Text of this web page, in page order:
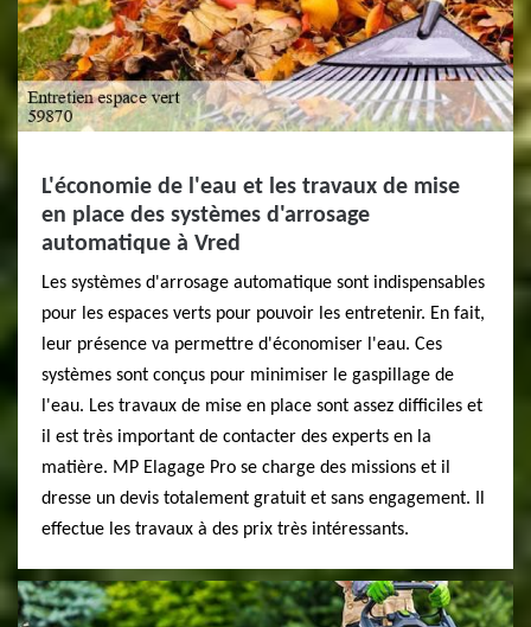
L'économie de l'eau et les travaux de mise
en place des systèmes d'arrosage
automatique à Vred
Les systèmes d'arrosage automatique sont indispensables
pour les espaces verts pour pouvoir les entretenir. En fait,
leur présence va permettre d'économiser l'eau. Ces
systèmes sont conçus pour minimiser le gaspillage de
l'eau. Les travaux de mise en place sont assez difficiles et
il est très important de contacter des experts en la
matière. MP Elagage Pro se charge des missions et il
dresse un devis totalement gratuit et sans engagement. Il
effectue les travaux à des prix très intéressants.